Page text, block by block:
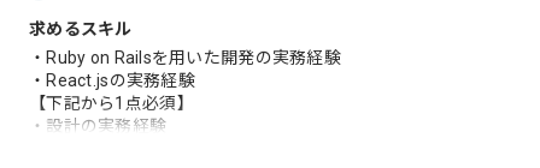
求めるスキル
・Ruby on Railsを用いた開発の実務経験
・React.jsの実務経験
【下記から1点必須】
・設計の実務経験